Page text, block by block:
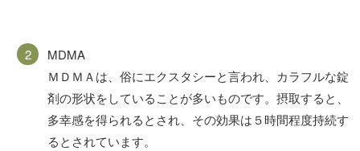
MDMA
ＭＤＭＡは、俗にエクスタシーと言われ、カラフルな錠
剤の形状をしていることが多いものです。摂取すると、
多幸感を得られるとされ、その効果は５時間程度持続す
るとされています。